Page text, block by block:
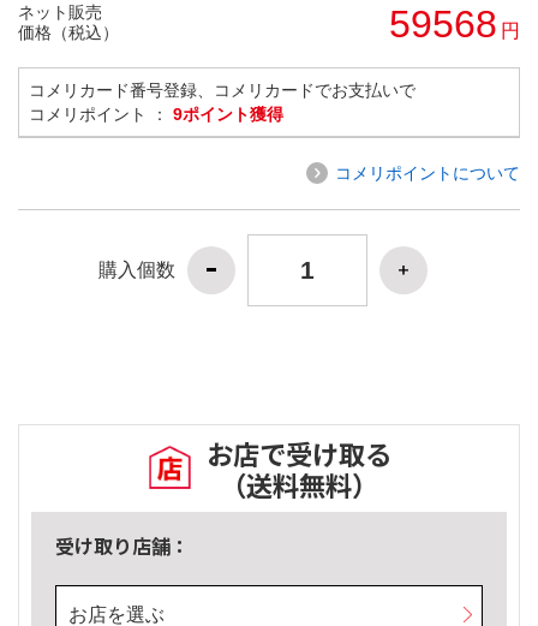
ネット販売
価格（税込）
59568 円
コメリカード番号登録、コメリカードでお支払いで
コメリポイント ： 9ポイント獲得
コメリポイントについて
購入個数
お店で受け取る
（送料無料）
受け取り店舗：
お店を選ぶ